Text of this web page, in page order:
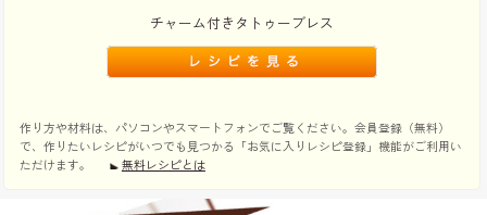
チャーム付きタトゥーブレス
作り方や材料は、パソコンやスマートフォンでご覧ください。会員登録（無料）
で、作りたいレシピがいつでも見つかる「お気に入りレシピ登録」機能がご利用い
ただけます。
無料レシピとは